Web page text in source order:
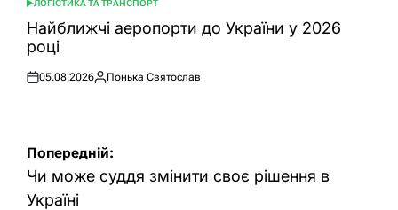
ОПУБЛІКУВАТИ
У
ЛОГІСТИКА ТА ТРАНСПОРТ
Найближчі аеропорти до України у 2026
році
Оприлюднено
05.08.2026
Опубліковано
Понька Святослав
Навігація
записів
Попередній:
Чи може суддя змінити своє рішення в
Україні